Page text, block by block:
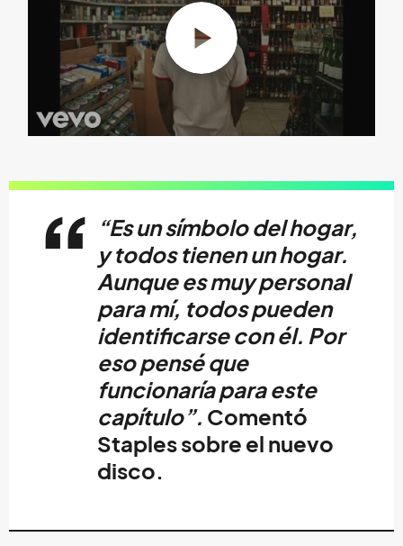
“Es un símbolo del hogar,
y todos tienen un hogar.
Aunque es muy personal
para mí, todos pueden
identificarse con él. Por
eso pensé que
funcionaría para este
capítulo”. Comentó
Staples sobre el nuevo
disco.